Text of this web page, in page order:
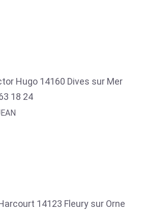
Hugo 14160 Dives sur Mer
18 24
14123 Fleury sur Orne